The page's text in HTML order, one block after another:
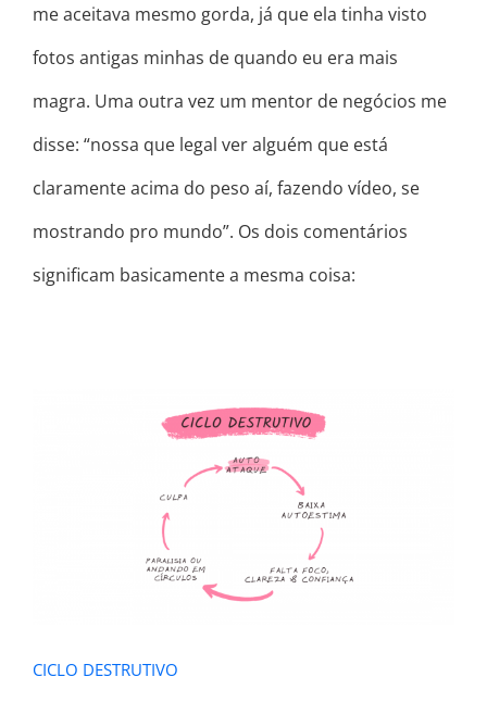
me aceitava mesmo gorda, já que ela tinha visto
fotos antigas minhas de quando eu era mais
magra. Uma outra vez um mentor de negócios me
disse: “nossa que legal ver alguém que está
claramente acima do peso aí, fazendo vídeo, se
mostrando pro mundo”. Os dois comentários
significam basicamente a mesma coisa:
CICLO DESTRUTIVO
CICLO DESTRUTIVO